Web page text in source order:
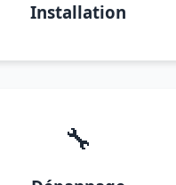
Installation
🔧